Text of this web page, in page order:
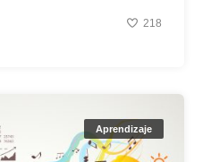
218
Aprendizaje